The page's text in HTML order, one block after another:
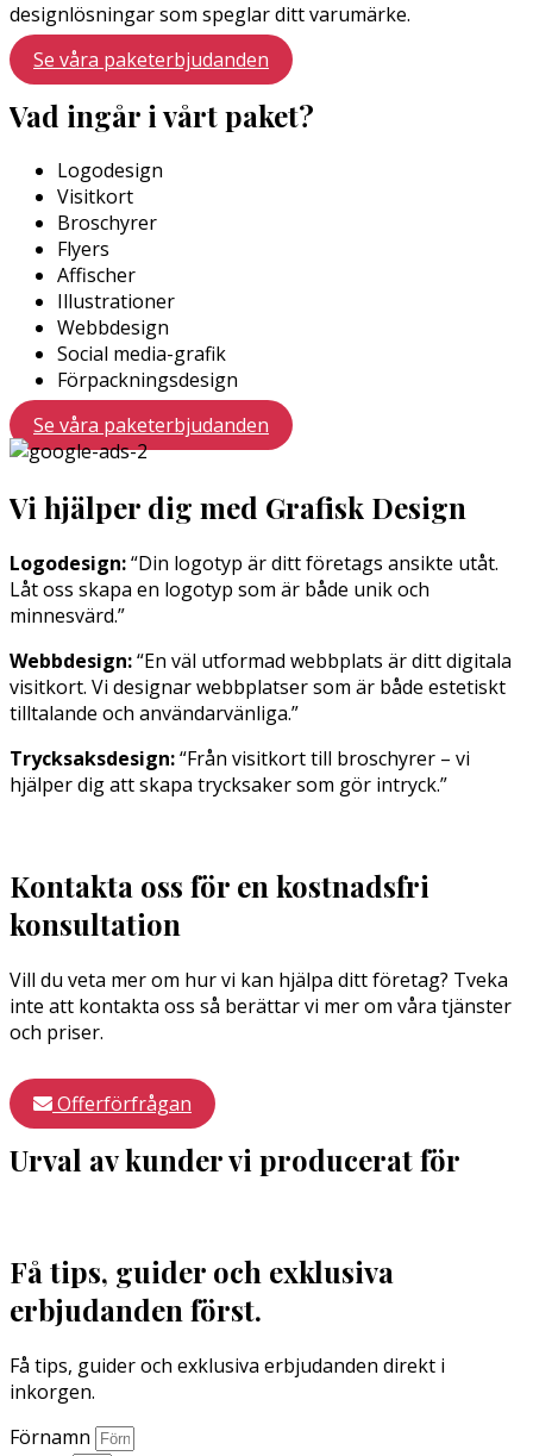
designlösningar som speglar ditt varumärke.
Se våra paketerbjudanden
Vad ingår i vårt paket?
Logodesign
Visitkort
Broschyrer
Flyers
Affischer
Illustrationer
Webbdesign
Social media-grafik
Förpackningsdesign
Se våra paketerbjudanden
Vi hjälper dig med Grafisk Design
Logodesign:“Din logotyp är ditt företags ansikte utåt.
Låt oss skapa en logotyp som är både unik och
minnesvärd.”
Webbdesign:“En väl utformad webbplats är ditt digitala
visitkort. Vi designar webbplatser som är både estetiskt
tilltalande och användarvänliga.”
Trycksaksdesign:“Från visitkort till broschyrer – vi
hjälper dig att skapa trycksaker som gör intryck.”
Kontakta oss för en kostnadsfri
konsultation
Vill du veta mer om hur vi kan hjälpa ditt företag? Tveka
inte att kontakta oss så berättar vi mer om våra tjänster
och priser.
Offerförfrågan
Urval av kunder vi producerat för
Få tips, guider och exklusiva
erbjudanden först.
Få tips, guider och exklusiva erbjudanden direkt i
inkorgen.
Förnamn